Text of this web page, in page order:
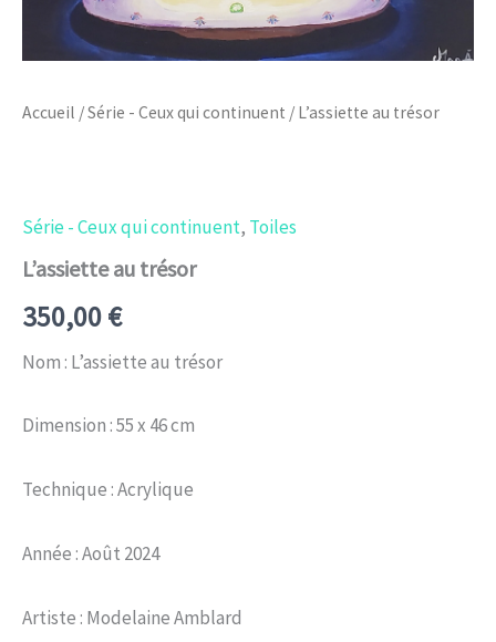
Accueil /Série - Ceux qui continuent / L’assiette au trésor
Série - Ceux qui continuent, Toiles
L’assiette au trésor
350,00€
Nom : L’assiette au trésor
Dimension : 55 x 46 cm
Technique : Acrylique
Année : Août 2024
Artiste : Modelaine Amblard